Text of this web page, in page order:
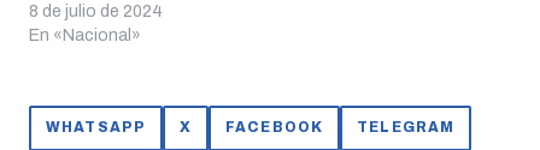
8 de julio de 2024
En «Nacional»
WHATSAPP X FACEBOOK TELEGRAM